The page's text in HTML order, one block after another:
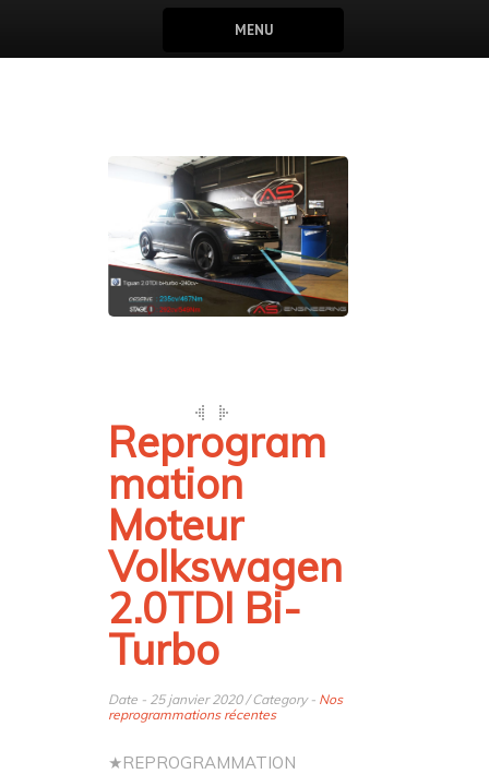
MENU
Reprogram
mation
Moteur
Volkswagen
2.0TDI Bi-
Turbo
Date - 25 janvier 2020 / Category - Nos
reprogrammations récentes
★REPROGRAMMATION